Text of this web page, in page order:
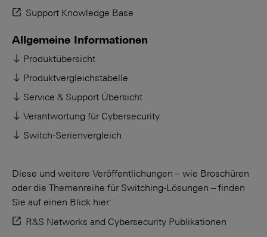
Support Knowledge Base
Allgemeine Informationen
Produktübersicht
Produktvergleichstabelle
Service & Support Übersicht
Verantwortung für Cybersecurity
Switch-Serienvergleich
Diese und weitere Veröffentlichungen – wie Broschüren
oder die Themenreihe für Switching-Lösungen – finden
Sie auf einen Blick hier:
R&S Networks and Cybersecurity Publikationen